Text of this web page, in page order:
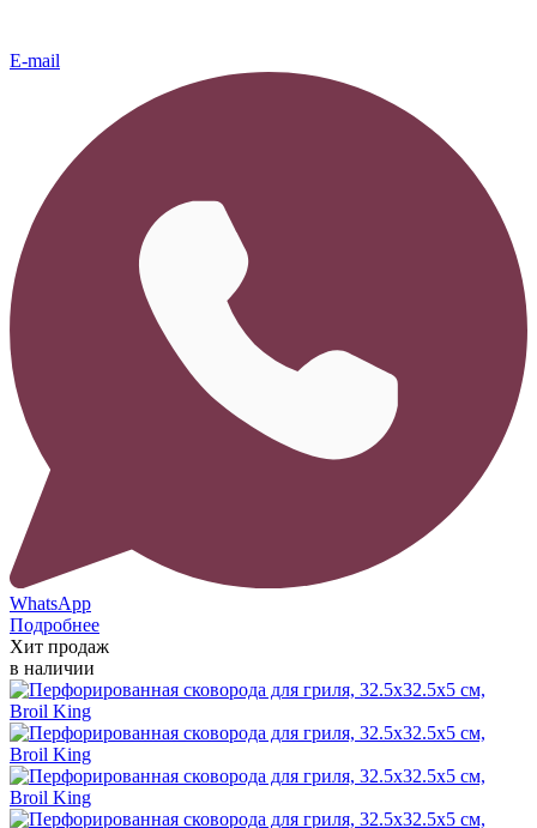
E-mail
WhatsApp
Подробнее
Хит продаж
в наличии